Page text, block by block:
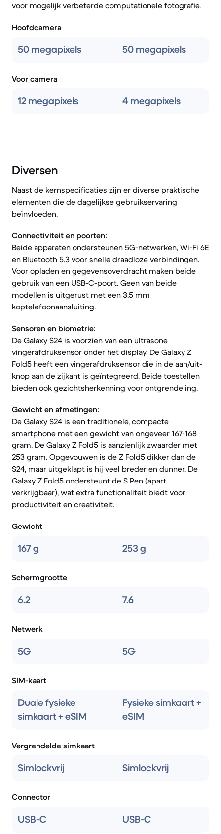
voor mogelijk verbeterde computationele fotografie.
Hoofdcamera
50 megapixels 50 megapixels
Voor camera
12 megapixels 4 megapixels
Diversen
Naast de kernspecificaties zijn er diverse praktische
elementen die de dagelijkse gebruikservaring
beïnvloeden.
Connectiviteit en poorten:
Beide apparaten ondersteunen 5G-netwerken, Wi-Fi 6E
en Bluetooth 5.3 voor snelle draadloze verbindingen.
Voor opladen en gegevensoverdracht maken beide
gebruik van een USB-C-poort. Geen van beide
modellen is uitgerust met een 3,5 mm
koptelefoonaansluiting.
Sensoren en biometrie:
De Galaxy S24 is voorzien van een ultrasone
vingerafdruksensor onder het display. De Galaxy Z
Fold5 heeft een vingerafdruksensor die in de aan/uit-
knop aan de zijkant is geïntegreerd. Beide toestellen
bieden ook gezichtsherkenning voor ontgrendeling.
Gewicht en afmetingen:
De Galaxy S24 is een traditionele, compacte
smartphone met een gewicht van ongeveer 167-168
gram. De Galaxy Z Fold5 is aanzienlijk zwaarder met
253 gram. Opgevouwen is de Z Fold5 dikker dan de
S24, maar uitgeklapt is hij veel breder en dunner. De
Galaxy Z Fold5 ondersteunt de S Pen (apart
verkrijgbaar), wat extra functionaliteit biedt voor
productiviteit en creativiteit.
Gewicht
167 g 253 g
Schermgrootte
6.2 7.6
Netwerk
5G 5G
SIM-kaart
Duale fysieke
simkaart + eSIM
Fysieke simkaart +
eSIM
Vergrendelde simkaart
Simlockvrij Simlockvrij
Connector
USB-C USB-C